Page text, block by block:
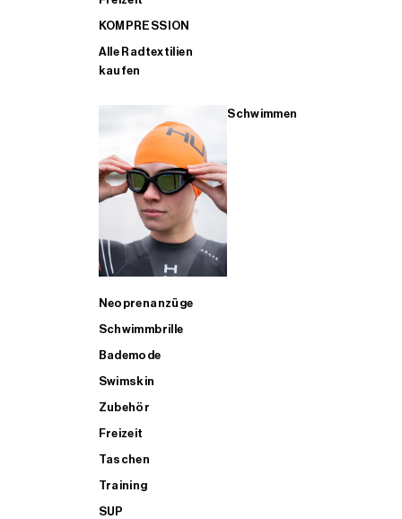
KOMPRESSION
Alle Radtextilien
kaufen
Schwimmen
Neoprenanzüge
Schwimmbrille
Bademode
Swimskin
Zubehör
Freizeit
Taschen
Training
SUP